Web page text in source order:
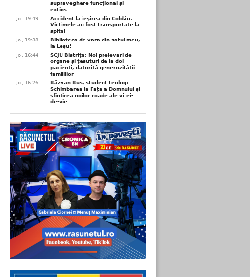
supraveghere funcțional și
extins
Joi, 19:49
Accident la ieșirea din Coldău.
Victimele au fost transportate la
spital
Joi, 19:38
Biblioteca de vară din satul meu,
la Leșu!
Joi, 16:44
SCJU Bistrița: Noi prelevări de
organe și țesuturi de la doi
pacienți, datorită generozității
familiilor
Joi, 16:26
Răzvan Rus, student teolog:
Schimbarea la Față a Domnului și
sfințirea noilor roade ale viței-
de-vie